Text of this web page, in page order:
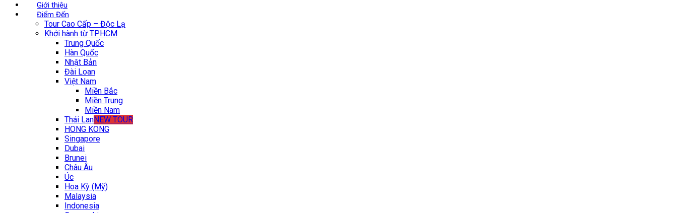
Giới thiệu
Điểm Đến
Tour Cao Cấp – Độc Lạ
Khởi hành từ TP.HCM
Trung Quốc
Hàn Quốc
Nhật Bản
Đài Loan
Việt Nam
Miền Bắc
Miền Trung
Miền Nam
Thái LanNEW TOUR
HONG KONG
Singapore
Dubai
Brunei
Châu Âu
Úc
Hoa Kỳ (Mỹ)
Malaysia
Indonesia